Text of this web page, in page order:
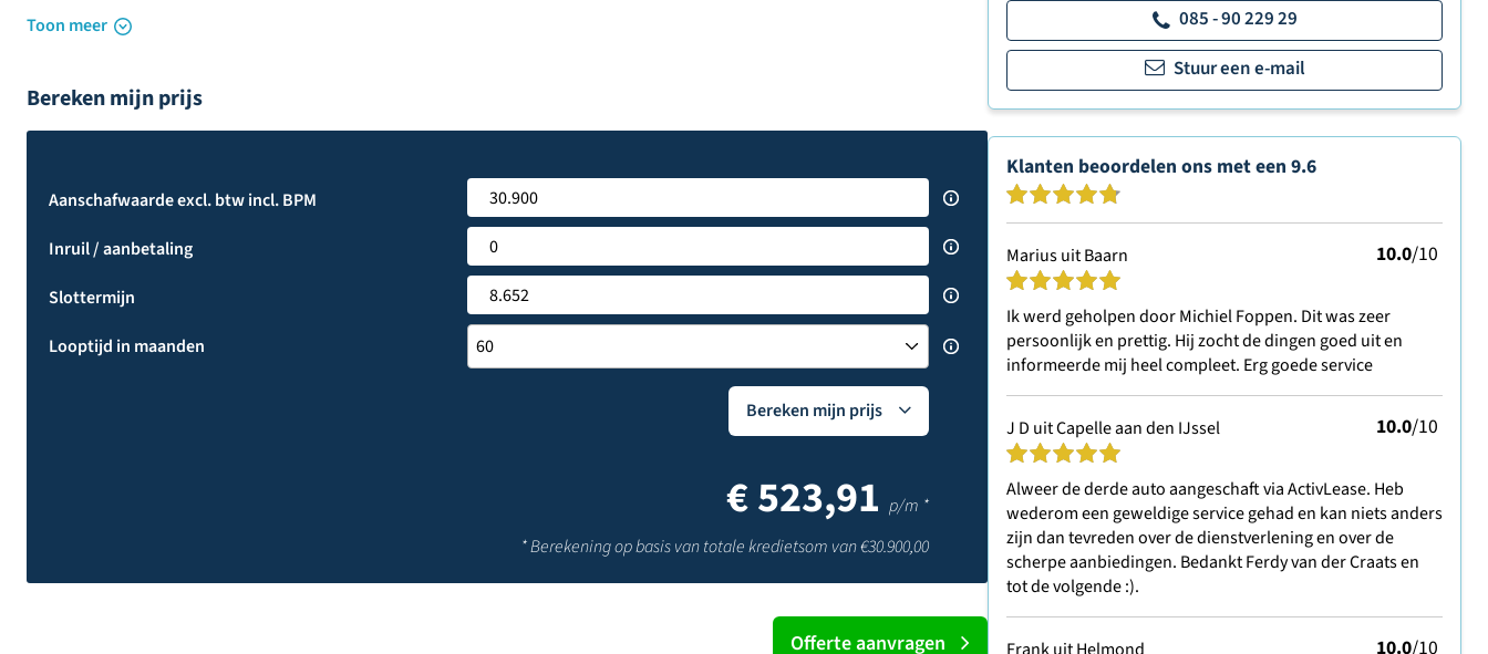
Toon meer
Bereken mijn prijs
Aanschafwaarde excl. btw incl. BPM
Inruil / aanbetaling
Slottermijn
Looptijd in maanden
Bereken mijn prijs
€523,91 p/m *
* Berekening op basis van totale kredietsom van €30.900,00
Offerte aanvragen
085 - 90 229 29
Stuur een e-mail
Klanten beoordelen ons met een 9.6
Marius uit Baarn 10.0/10
Ik werd geholpen door Michiel Foppen. Dit was zeer
persoonlijk en prettig. Hij zocht de dingen goed uit en
informeerde mij heel compleet. Erg goede service
J D uit Capelle aan den IJssel 10.0/10
Alweer de derde auto aangeschaft via ActivLease. Heb
wederom een geweldige service gehad en kan niets anders
zijn dan tevreden over de dienstverlening en over de
scherpe aanbiedingen. Bedankt Ferdy van der Craats en
tot de volgende :).
10.0/10